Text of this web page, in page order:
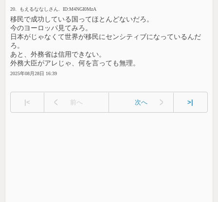
20. もえるななしさん. ID:M4NGI0MzA
移民で成功している国ってほとんどないだろ。
今のヨーロッパ見てみろ。
日本がじゃなくて世界が移民にセンシティブになっているんだ
ろ。
あと、外務省は信用できない。
外務大臣がアレじゃ、何を言っても無理。
2025年08月28日 16:39
|< 前へ 次へ >|